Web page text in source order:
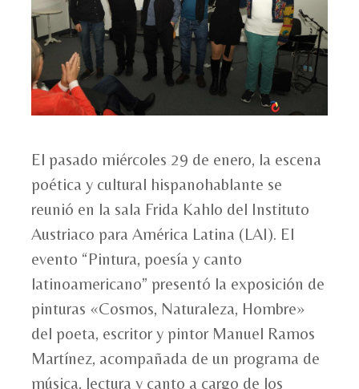
El pasado miércoles 29 de enero, la escena
poética y cultural hispanohablante se
reunió en la sala Frida Kahlo del Instituto
Austriaco para América Latina (LAI). El
evento “Pintura, poesía y canto
latinoamericano” presentó la exposición de
pinturas «Cosmos, Naturaleza, Hombre»
del poeta, escritor y pintor Manuel Ramos
Martínez, acompañada de un programa de
música, lectura y canto a cargo de los